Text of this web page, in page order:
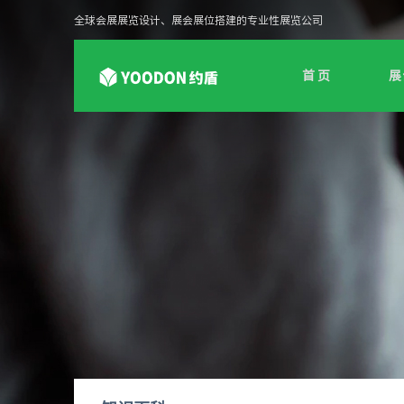
全球会展展览设计、展会展位搭建的专业性展览公司
首 页 展